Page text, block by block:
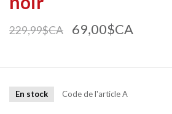
229,99$CA 69,00$CA
En stock Code de l'articleA